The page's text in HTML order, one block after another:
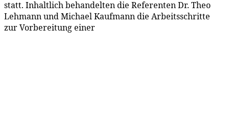
statt. In­halt­lich be­han­del­ten die Re­fe­ren­ten Dr. Theo
Leh­mann und Mi­cha­el Kauf­mann die Ar­beits­schrit­te
zur Vor­be­rei­tung ei­ner